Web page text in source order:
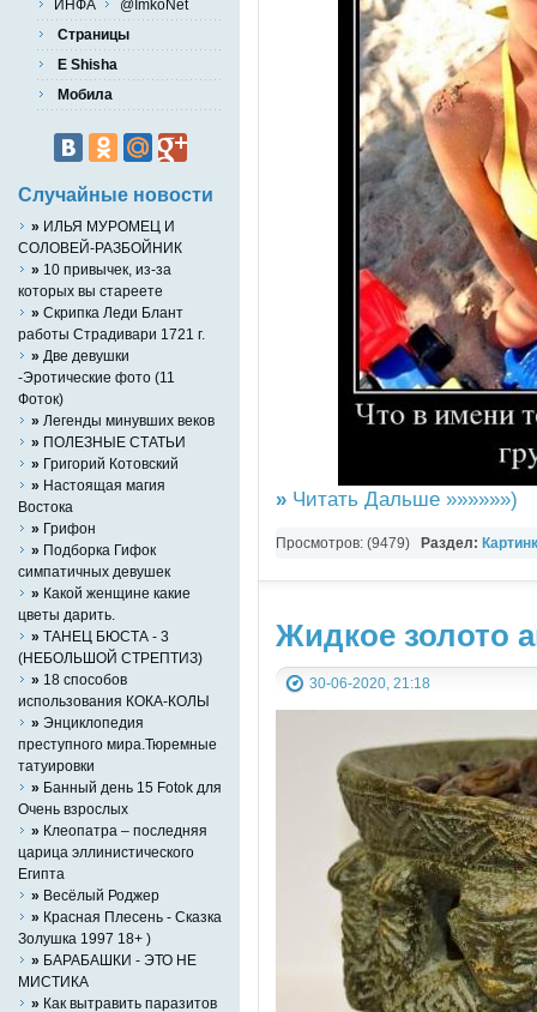
» Читать Дальше »»»»»»)
Просмотров: (9479) Раздел:
Жидкое золото
30-06-2020, 21:18
ИНФА
@ImkoNet
Страницы
E Shisha
Мобила
Случайные новости
» ИЛЬЯ МУРОМЕЦ И
СОЛОВЕЙ-РАЗБОЙНИК
» 10 привычек, из-за
которых вы стареете
» Скрипка Леди Блант
работы Страдивари 1721 г.
» Две девушки
-Эротические фото (11
Фоток)
» Легенды минувших веков
» ПОЛЕЗНЫЕ СТАТЬИ
» Григорий Котовский
» Настоящая магия
Востока
» Грифон
» Подборка Гифок
симпатичных девушек
» Какой женщине какие
цветы дарить.
» ТАНЕЦ БЮСТА - 3
(НЕБОЛЬШОЙ СТРЕПТИЗ)
» 18 способов
использования КОКА-КОЛЫ
» Энциклопедия
преступного мира.Тюремные
татуировки
» Банный день 15 Fotok для
Очень взрослых
» Клеопатра – последняя
царица эллинистического
Египта
» Весёлый Роджер
» Красная Плесень - Сказка
Золушка 1997 18+ )
» БАРАБАШКИ - ЭТО НЕ
МИСТИКА
» Как вытравить паразитов